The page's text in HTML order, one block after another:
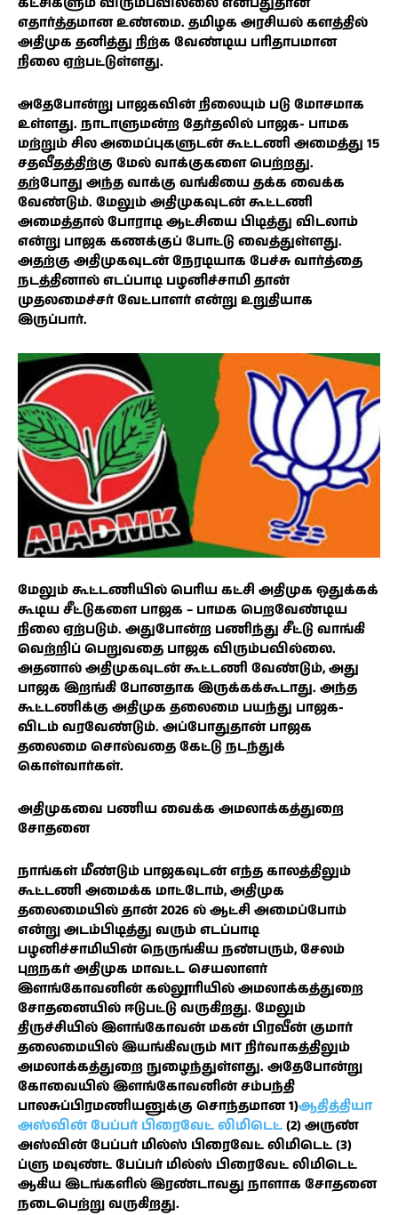
எதார்த்தமான உண்மை. தமிழக அரசியல் களத்தில்
அதிமுக தனித்து நிற்க வேண்டிய பரிதாபமான
நிலை ஏற்பட்டுள்ளது.
அதேபோன்று பாஜகவின் நிலையும் படு மோசமாக
உள்ளது. நாடாளுமன்ற தேர்தலில் பாஜக- பாமக
மற்றும் சில அமைப்புகளுடன் கூட்டணி அமைத்து 15
சதவீதத்திற்கு மேல் வாக்குகளை பெற்றது.
தற்போது அந்த வாக்கு வங்கியை தக்க வைக்க
வேண்டும். மேலும் அதிமுகவுடன் கூட்டணி
அமைத்தால் போராடி ஆட்சியை பிடித்து விடலாம்
என்று பாஜக கணக்குப் போட்டு வைத்துள்ளது.
அதற்கு அதிமுகவுடன் நேரடியாக பேச்சு வார்த்தை
நடத்தினால் எடப்பாடி பழனிச்சாமி தான்
முதலமைச்சர் வேட்பாளர் என்று உறுதியாக
இருப்பார்.
மேலும் கூட்டணியில் பெரிய கட்சி அதிமுக ஒதுக்கக்
கூடிய சீட்டுகளை பாஜக – பாமக பெறவேண்டிய
நிலை ஏற்படும். அதுபோன்ற பணிந்து சீட்டு வாங்கி
வெற்றிப் பெறுவதை பாஜக விரும்பவில்லை.
அதனால் அதிமுகவுடன் கூட்டணி வேண்டும், அது
பாஜக இறங்கி போனதாக இருக்கக்கூடாது. அந்த
கூட்டணிக்கு அதிமுக தலைமை பயந்து பாஜக-
விடம் வரவேண்டும். அப்போதுதான் பாஜக
தலைமை சொல்வதை கேட்டு நடந்துக்
கொள்வார்கள்.
அதிமுகவை பணிய வைக்க அமலாக்கத்துறை
சோதனை
நாங்கள் மீண்டும் பாஜகவுடன் எந்த காலத்திலும்
கூட்டணி அமைக்க மாட்டோம், அதிமுக
தலைமையில் தான் 2026 ல் ஆட்சி அமைப்போம்
என்று அடம்பிடித்து வரும் எடப்பாடி
பழனிச்சாமியின் நெருங்கிய நண்பரும், சேலம்
புறநகர் அதிமுக மாவட்ட செயலாளர்
இளங்கோவனின் கல்லூரியில் அமலாக்கத்துறை
சோதனையில் ஈடுபட்டு வருகிறது. மேலும்
திருச்சியில் இளங்கோவன் மகன் பிரவீன் குமார்
தலைமையில் இயங்கிவரும் MIT நிர்வாகத்திலும்
அமலாக்கத்துறை நுழைந்துள்ளது. அதேபோன்று
கோவையில் இளங்கோவனின் சம்பந்தி
பாலசுப்பிரமணியனுக்கு சொந்தமான 1)ஆதித்தியா
அஸ்வின் பேப்பர் பிரைவேட் லிமிடெட்(2) அருண்
அஸ்வின் பேப்பர் மில்ஸ் பிரைவேட் லிமிடெட் (3)
ப்ளு மவுண்ட் பேப்பர் மில்ஸ் பிரைவேட் லிமிடெட்
ஆகிய இடங்களில் இரண்டாவது நாளாக சோதனை
நடைபெற்று வருகிறது.